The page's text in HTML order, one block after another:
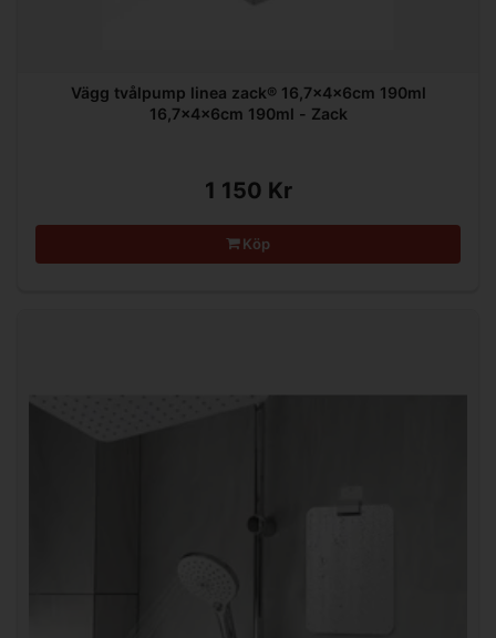
Vägg tvålpump linea zack® 16,7x4x6cm 190ml
16,7x4x6cm 190ml - Zack
1 150 Kr
Köp